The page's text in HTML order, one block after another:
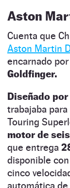
Aston
Cuenta que
Aston Martin
encarnado
Goldfinger.
Diseñado
trabajaba
Touring
motor de
que entrega
disponible
cinco